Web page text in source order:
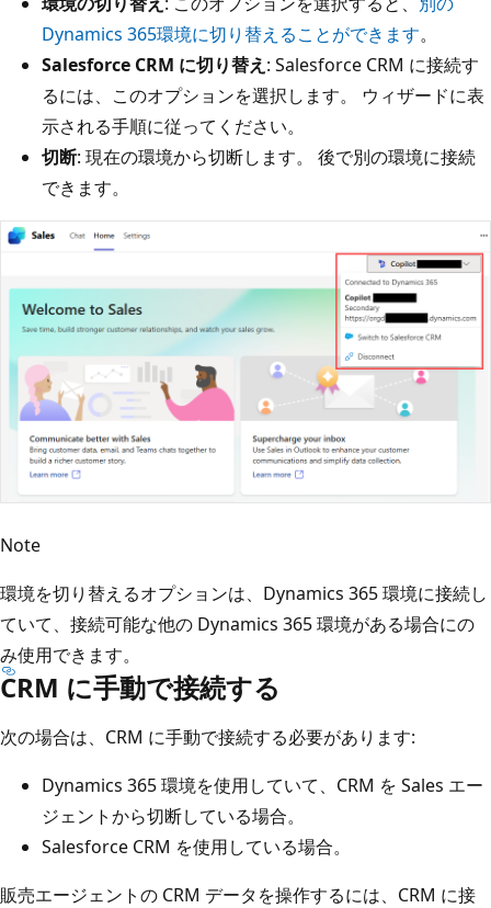
Dynamics 365環境に切り替えることができます。
Salesforce CRM に切り替え : Salesforce CRM に接続す
るには、このオプションを選択します。 ウィザードに表
示される手順に従ってください。
切断: 現在の環境から切断します。 後で別の環境に接続
できます。
Note
環境を切り替えるオプションは、Dynamics 365 環境に接続し
ていて、接続可能な他の Dynamics 365 環境がある場合にの
み使用できます。
CRM に手動で接続する
次の場合は、CRM に手動で接続する必要があります:
Dynamics 365 環境を使用していて、CRM を Sales エー
ジェントから切断している場合。
Salesforce CRM を使用している場合。
販売エージェントの CRM データを操作するには、CRM に接